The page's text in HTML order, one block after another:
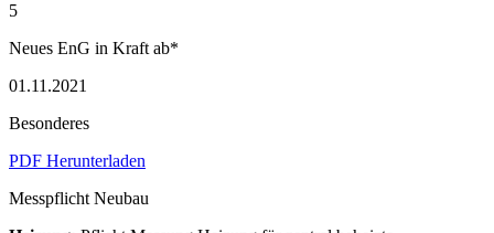
5
Neues EnG in Kraft ab*
01.11.2021
Besonderes
PDF Herunterladen
Messpflicht Neubau